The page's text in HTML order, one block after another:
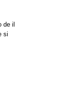
de il
si